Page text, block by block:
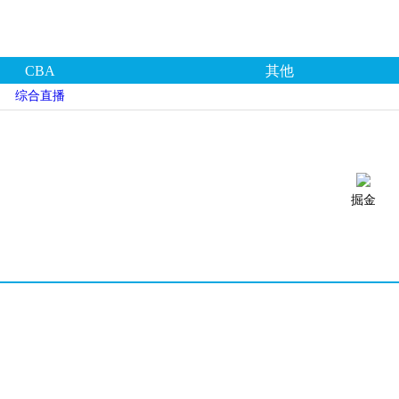
CBA 其他
综合直播
掘金